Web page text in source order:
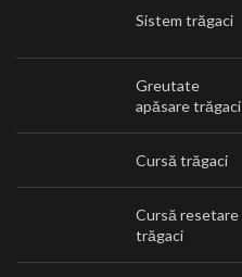
Sistem trăgaci
Greutate
apăsare trăgaci
Cursă trăgaci
Cursă resetare
trăgaci